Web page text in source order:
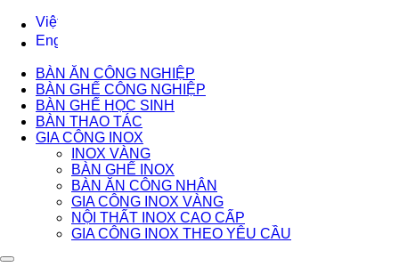
BÀN ĂN CÔNG NGHIỆP
BÀN GHẾ CÔNG NGHIỆP
BÀN GHẾ HỌC SINH
BÀN THAO TÁC
GIA CÔNG INOX
INOX VÀNG
BÀN GHẾ INOX
BÀN ĂN CÔNG NHÂN
GIA CÔNG INOX VÀNG
NỘI THẤT INOX CAO CẤP
GIA CÔNG INOX THEO YÊU CẦU